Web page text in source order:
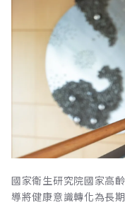
國家衛生研究院國家高
導將健康意識轉化為長